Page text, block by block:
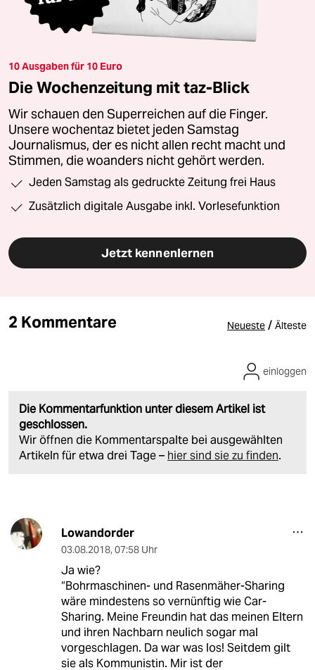
10 Ausgaben für 10 Euro
Die Wochenzeitung mit taz-Blick
Wir schauen den Superreichen auf die Finger.
Unsere wochentaz bietet jeden Samstag
Journalismus, der es nicht allen recht macht und
Stimmen, die woanders nicht gehört werden.
Jeden Samstag als gedruckte Zeitung frei Haus
Zusätzlich digitale Ausgabe inkl. Vorlesefunktion
Jetzt kennenlernen
2 Kommentare Neueste / Älteste
Die Kommentarfunktion unter diesem Artikel ist
geschlossen.
Wir öffnen die Kommentarspalte bei ausgewählten
Artikeln für etwa drei Tage – hier sind sie zu finden.
einloggen
Lowandorder
03.08.2018, 07:58 Uhr
Ja wie?
“Bohrmaschinen- und Rasenmäher-Sharing
wäre mindestens so vernünftig wie Car-
Sharing. Meine Freundin hat das meinen Eltern
und ihren Nachbarn neulich sogar mal
vorgeschlagen. Da war was los! Seitdem gilt
sie als Kommunistin. Mir ist der